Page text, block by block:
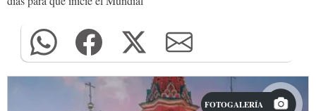
FOTOGALERÍA